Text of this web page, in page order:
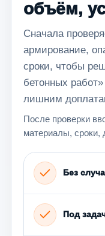
объём,
Сначала
армирование,
сроки, чтобы
бетонных
лишним
После проверки
материалы, сроки,
Без
Под